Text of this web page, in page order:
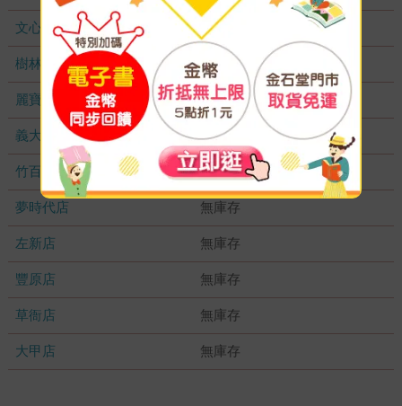
文心店 無庫存
樹林店 無庫存
麗寶店 無庫存
義大店 無庫存
竹百店 無庫存
夢時代店 無庫存
左新店 無庫存
豐原店 無庫存
草衙店 無庫存
大甲店 無庫存